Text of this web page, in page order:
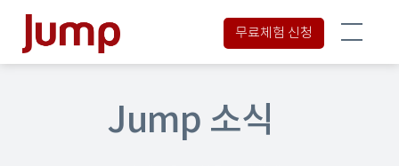
무료체험 신청
Jump 소식